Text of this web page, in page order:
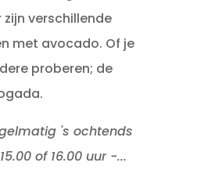
zijn verschillende
met avocado. Of je
proberen; de
's ochtends
of 16.00 uur -...